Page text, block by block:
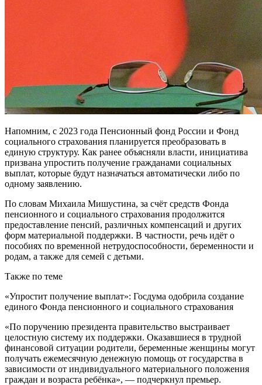
Напомним, с 2023 года Пенсионный фонд России и Фонд
социального страхования планируется преобразовать в
единую структуру. Как ранее объясняли власти, инициатива
призвана упростить получение гражданами социальных
выплат, которые будут назначаться автоматически либо по
одному заявлению.
По словам Михаила Мишустина, за счёт средств Фонда
пенсионного и социального страхования продолжится
предоставление пенсий, различных компенсаций и других
форм материальной поддержки. В частности, речь идёт о
пособиях по временной нетрудоспособности, беременности и
родам, а также для семей с детьми.
Также по теме
«Упростит получение выплат»: Госдума одобрила создание
единого Фонда пенсионного и социального страхования
«По поручению президента правительство выстраивает
целостную систему их поддержки. Оказавшиеся в трудной
финансовой ситуации родители, беременные женщины могут
получать ежемесячную денежную помощь от государства в
зависимости от индивидуального материального положения
граждан и возраста ребёнка», — подчеркнул премьер.